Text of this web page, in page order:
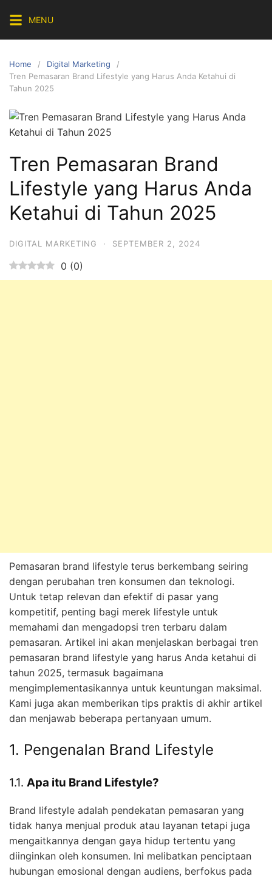
content
MENU
Home
Digital Marketing
Tren Pemasaran Brand Lifestyle yang Harus Anda Ketahui di
Tahun 2025
Tren Pemasaran Brand
Lifestyle yang Harus Anda
Ketahui di Tahun 2025
DIGITAL MARKETING · SEPTEMBER 2, 2024
0 (0)
Pemasaran brand lifestyle terus berkembang seiring
dengan perubahan tren konsumen dan teknologi.
Untuk tetap relevan dan efektif di pasar yang
kompetitif, penting bagi merek lifestyle untuk
memahami dan mengadopsi tren terbaru dalam
pemasaran. Artikel ini akan menjelaskan berbagai tren
pemasaran brand lifestyle yang harus Anda ketahui di
tahun 2025, termasuk bagaimana
mengimplementasikannya untuk keuntungan maksimal.
Kami juga akan memberikan tips praktis di akhir artikel
dan menjawab beberapa pertanyaan umum.
1. Pengenalan Brand Lifestyle
1.1. Apa itu Brand Lifestyle?
Brand lifestyle adalah pendekatan pemasaran yang
tidak hanya menjual produk atau layanan tetapi juga
mengaitkannya dengan gaya hidup tertentu yang
diinginkan oleh konsumen. Ini melibatkan penciptaan
hubungan emosional dengan audiens, berfokus pada